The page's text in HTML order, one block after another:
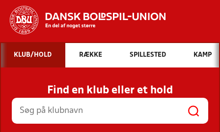
Hvad vil du søge efter?
INDHOLD OG NYHEDER
STILLINGER, RESULTATER, KLUBBER OG
HOLD
KLUB/HOLD RÆKKE SPILLESTED KAMP
Find en klub eller et hold